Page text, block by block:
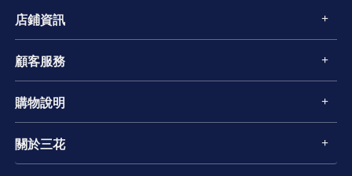
店鋪資訊
顧客服務
購物說明
關於三花